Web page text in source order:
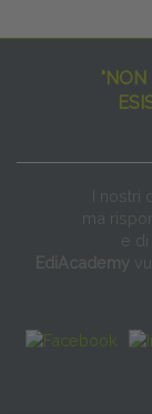
"NON
I nostri
ma
e
EdiAcademy